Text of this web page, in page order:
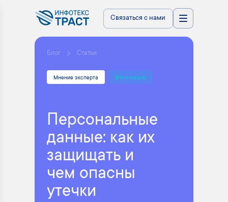
Связаться с нами
Блог Статьи
Мнение эксперта Интеграция
Персональные
данные: как их
защищать и
чем опасны
утечки